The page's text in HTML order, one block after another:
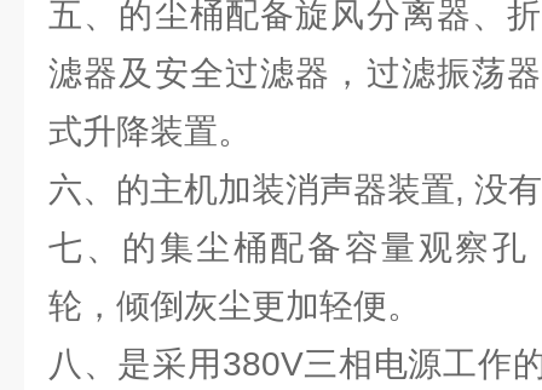
五、的尘桶配备旋风分离器、
滤器及安全过滤器，过滤振荡
式升降装置。
六、的主机加装消声器装置, 没
七、的集尘桶配备容量观察孔
轮，倾倒灰尘更加轻便。
八、是采用380V三相电源工作